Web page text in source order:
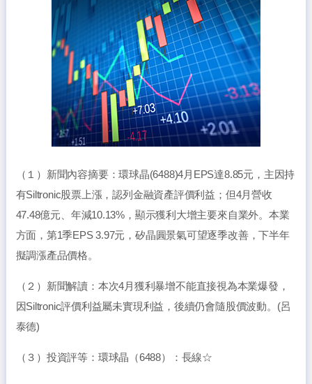
（１）新聞內容摘要：環球晶(6488)4月EPS達8.85元，主因持
有Siltronic股票上漲，認列金融資產評價利益；但4月營收
47.48億元、年減10.13%，顯示獲利大增主要來自業外。本業
方面，第1季EPS 3.97元，矽晶圓景氣可望逐季改善，下半年
擬調漲產品價格。
（２）新聞解讀：本次4月獲利暴增不能直接視為本業爆發，
因Siltronic評價利益屬未實現利益，後續仍會隨股價波動。(呂
泰德)
（３）投資評等：環球晶（6488）：長線☆